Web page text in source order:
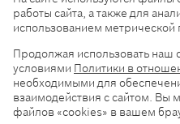
Нормативная документация
ADP в социальных сетях
работы сайта, а также для
использованием
Продолжая использовать наш
условиями Политики в
необходимыми для
взаимодействия с сайтом. Вы
файлов «cookies» в вашем